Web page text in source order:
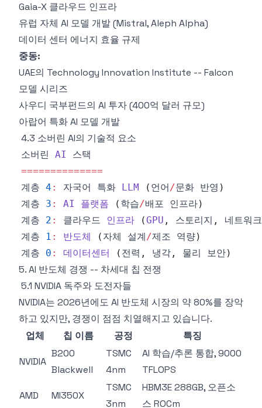
Gaia-X 클라우드 인프라
유럽 자체 AI 모델 개발 (Mistral, Aleph Alpha)
데이터 센터 에너지 효율 규제
중동:
UAE의 Technology Innovation Institute -- Falcon
모델 시리즈
사우디 국부펀드의 AI 투자 (400억 달러 규모)
아랍어 특화 AI 모델 개발
4.3 소버린 AI의 기술적 요소
소버린 AI
==============
계층 4 : 자국어 특화 LLM ( 언어/문화 반영 )
계층 3 : AI 플랫폼 ( 학습/배포 인프라)
계층 2 : 클라우드 인프라 (GPU , 스토리지 ,
네트워크
계층
1 : 반도체 ( 자체 설계/제조 역량)
계층 0 : 데이터센터 ( 전력 , 냉각 , 물리 보안)
5. AI 반도체 경쟁 -- 차세대 칩 전쟁
5.1 NVIDIA 독주와 도전자들
NVIDIA는 2026년에도 AI 반도체 시장의 약 80%를 장악
하고 있지만, 경쟁이 점점 치열해지고 있습니다.
업체
칩 이름 공정 특징
NVIDIA
B200
Blackwell
TSMC
4nm
AI 학습/추론 통합, 9000
TFLOPS
AMD MI350X
TSMC
3nm
HBM3E 288GB, 오픈소
스 ROCm